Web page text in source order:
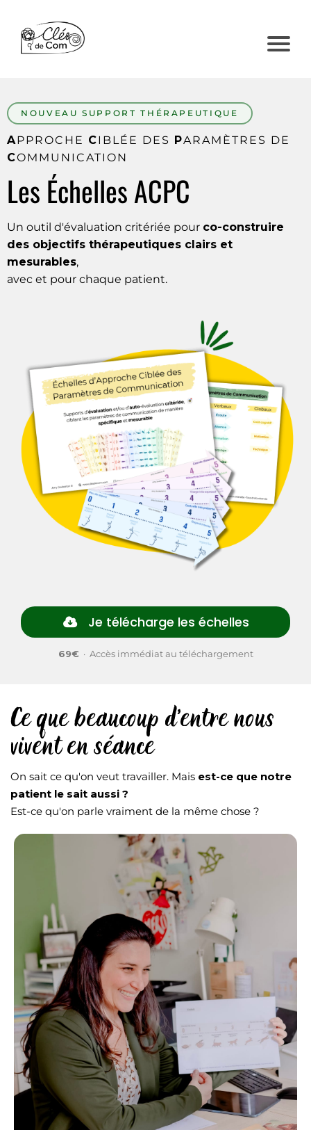
NOUVEAU SUPPORT THÉRAPEUTIQUE
APPROCHE CIBLÉE DES PARAMÈTRES DE
COMMUNICATION
Les Échelles ACPC
Un outil d'évaluation critériée pour co-construire
des objectifs thérapeutiques clairs et
mesurables,
avec et pour chaque patient.
Je télécharge les échelles
69€· Accès immédiat au téléchargement
Ce que beaucoup d'entre nous
vivent en séance
On sait ce qu'on veut travailler. Mais est-ce que notre
patient le sait aussi ?
Est-ce qu'on parle vraiment de la même chose ?